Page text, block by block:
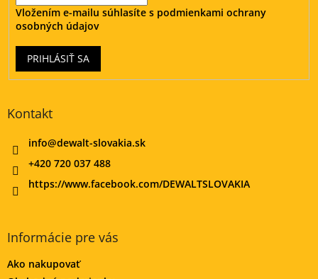
Vložením e-mailu súhlasíte s podmienkami ochrany
osobných údajov
PRIHLÁSIŤ SA
Kontakt
info@dewalt-slovakia.sk
+420 720 037 488
https://www.facebook.com/DEWALTSLOVAKIA
Informácie pre vás
Ako nakupovať